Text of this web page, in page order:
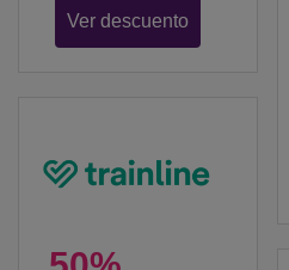
Ver descuento